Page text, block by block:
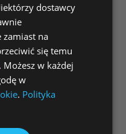
dostawcy
zamiast na
się temu
. Możesz w każdej
w
. Polityka